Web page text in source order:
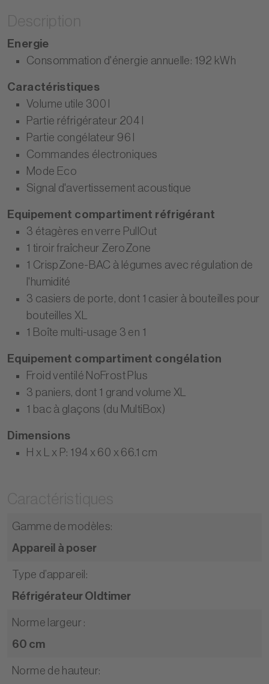
Energie
Consommation d'énergie annuelle: 192 kWh
Caractéristiques
Volume utile 300 l
Partie réfrigérateur 204 l
Partie congélateur 96 l
Commandes électroniques
Mode Eco
Signal d'avertissement acoustique
Equipement compartiment réfrigérant
3 étagères en verre PullOut
1 tiroir fraîcheur ZeroZone
1 CrispZone-BAC à légumes avec régulation de
l'humidité
3 casiers de porte, dont 1 casier à bouteilles pour
bouteilles XL
1 Boîte multi-usage 3 en 1
Equipement compartiment congélation
Froid ventilé NoFrost Plus
3 paniers, dont 1 grand volume XL
1 bac à glaçons (du MultiBox)
Dimensions
H x L x P: 194 x 60 x 66.1 cm
Gamme de modèles:
Appareil à poser
Type d’appareil :
Réfrigérateur Oldtimer
Norme largeur :
60 cm
Norme de hauteur: